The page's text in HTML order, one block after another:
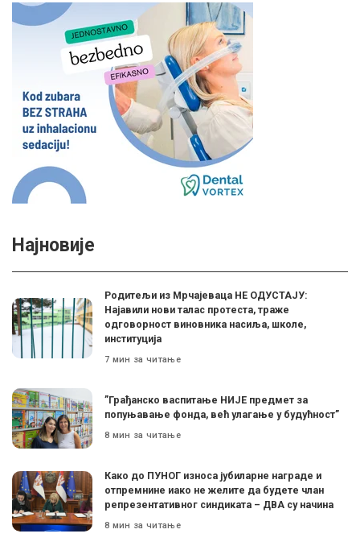
Најновије
Родитељи из Мрчајеваца НЕ ОДУСТАЈУ:
Најавили нови талас протеста, траже
одговорност виновника насиља, школе,
институција
7 мин за читање
”Грађанско васпитање НИЈЕ предмет за
попуњавање фонда, већ улагање у будућност”
8 мин за читање
Како до ПУНОГ износа јубиларне награде и
отпремнине иако не желите да будете члан
репрезентативног синдиката – ДВА су начина
8 мин за читање